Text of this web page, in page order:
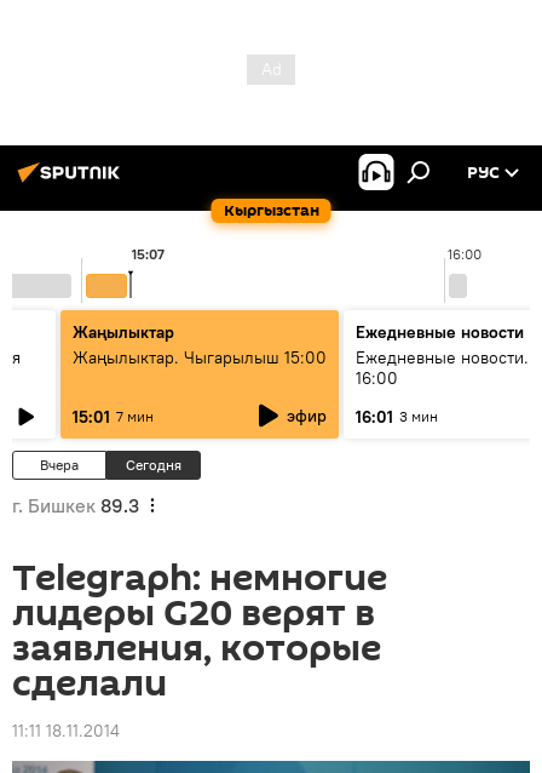
Кыргызстан
РУС
16:00
15:07
Жаңылыктар
Жаңылыктар. Чыгарылыш 15:00
15:01 7 мин эфир
Ежедневные новости
Ежедневные новости.
16:00
16:01 3 мин
Вчера Сегодня
г. Бишкек 89.3
Telegraph: немногие
лидеры G20 верят в
заявления, которые
сделали
11:11 18.11.2014